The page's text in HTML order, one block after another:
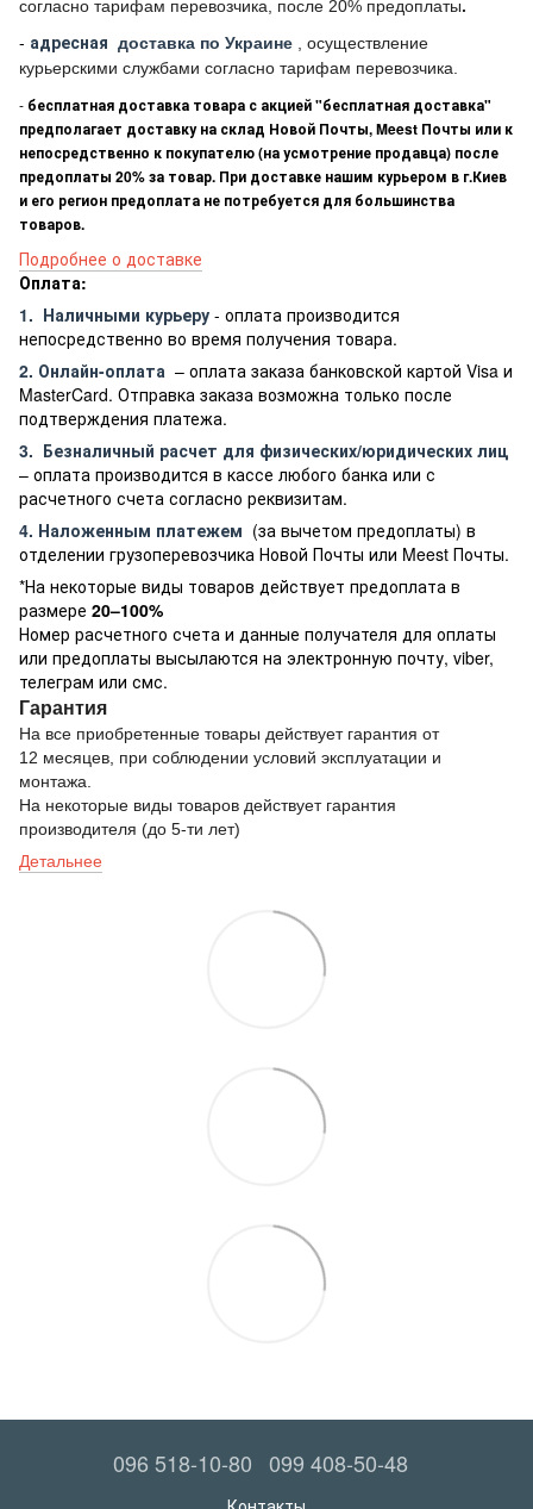
согласно тарифам перевозчика, после 20% предоплаты.
- адресная доставка по Украине
, осуществление
курьерскими службами согласно тарифам перевозчика.
- бесплатная доставка товара с акцией "бесплатная доставка"
предполагает доставку на склад Новой Почты, Meest Почты или к
непосредственно к покупателю (на усмотрение продавца) после
предоплаты 20% за товар. При доставке нашим курьером в г.Киев
и его регион предоплата не потребуется для большинства
товаров.
Подробнее о доставке
Оплата:
1. Наличными курьеру - оплата производится
непосредственно во время получения товара.
2. Онлайн-оплата – оплата заказа банковской картой Visa и
MasterCard. Отправка заказа возможна только после
подтверждения платежа.
3. Безналичный расчет для физических/юридических лиц
– оплата производится в кассе любого банка или с
расчетного счета согласно реквизитам.
4. Наложенным платежем (за вычетом предоплаты) в
отделении грузоперевозчика Новой Почты или Meest Почты.
*На некоторые виды товаров действует предоплата в
размере 20–100%
Номер расчетного счета и данные получателя для оплаты
или предоплаты высылаются на электронную почту, viber,
телеграм или смс.
Гарантия
На все приобретенные товары действует гарантия от
12 месяцев, при соблюдении условий эксплуатации и
монтажа.
На некоторые виды товаров действует гарантия
производителя (до 5-ти лет)
Детальнее
096 518-10-80 099 408-50-48